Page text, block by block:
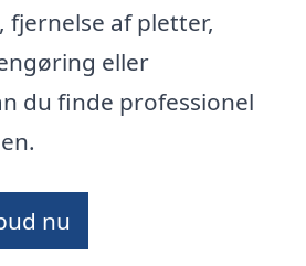
fjernelse af pletter,
eller
du finde professionel
nu